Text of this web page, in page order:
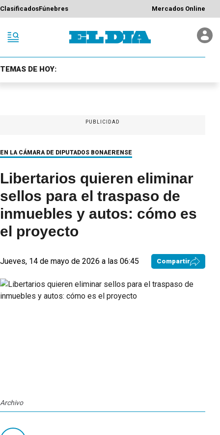
ClasificadosFúnebres Mercados Online
TEMAS DE HOY:
PUBLICIDAD
EN LA CÁMARA DE DIPUTADOS BONAERENSE
Libertarios quieren eliminar
sellos para el traspaso de
inmuebles y autos: cómo es
el proyecto
Jueves, 14 de mayo de 2026 a las 06:45 Compartir
Archivo